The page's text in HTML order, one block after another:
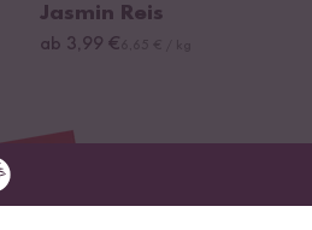
Jasmin Reis
ab 3,99 €